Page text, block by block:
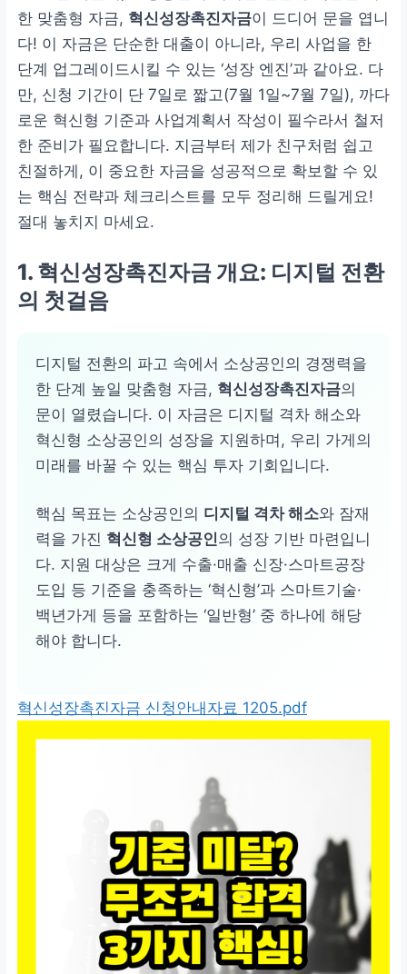
한 맞춤형 자금, 혁신성장촉진자금이 드디어 문을 엽니
다! 이 자금은 단순한 대출이 아니라, 우리 사업을 한
단계 업그레이드시킬 수 있는 ‘성장 엔진’과 같아요. 다
만, 신청 기간이 단 7일로 짧고(7월 1일~7월 7일), 까다
로운 혁신형 기준과 사업계획서 작성이 필수라서 철저
한 준비가 필요합니다. 지금부터 제가 친구처럼 쉽고
친절하게, 이 중요한 자금을 성공적으로 확보할 수 있
는 핵심 전략과 체크리스트를 모두 정리해 드릴게요!
절대 놓치지 마세요.
1. 혁신성장촉진자금 개요: 디지털 전환
의 첫걸음
디지털 전환의 파고 속에서 소상공인의 경쟁력을
한 단계 높일 맞춤형 자금, 혁신성장촉진자금의
문이 열렸습니다. 이 자금은 디지털 격차 해소와
혁신형 소상공인의 성장을 지원하며, 우리 가게의
미래를 바꿀 수 있는 핵심 투자 기회입니다.
핵심 목표는 소상공인의 디지털 격차 해소와 잠재
력을 가진 혁신형 소상공인의 성장 기반 마련입니
다. 지원 대상은 크게 수출·매출 신장·스마트공장
도입 등 기준을 충족하는 ‘혁신형’과 스마트기술·
백년가게 등을 포함하는 ‘일반형’ 중 하나에 해당
해야 합니다.
혁신성장촉진자금 신청안내자료 1205.pdf